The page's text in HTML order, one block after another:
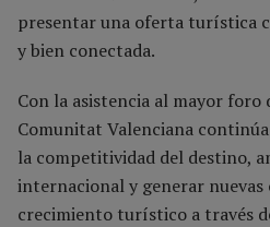
presentar una oferta turística
y bien conectada.
Con la asistencia al mayor foro
Comunitat Valenciana
la competitividad del destino,
internacional y generar
crecimiento turístico a través